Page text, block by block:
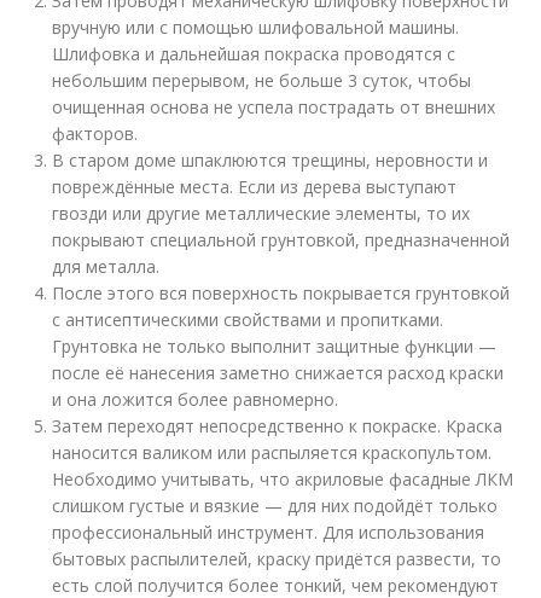
вручную или с помощью шлифовальной машины.
Шлифовка и дальнейшая покраска проводятся с
небольшим перерывом, не больше 3 суток, чтобы
очищенная основа не успела пострадать от внешних
факторов.
В старом доме шпаклюются трещины, неровности и
повреждённые места. Если из дерева выступают
гвозди или другие металлические элементы, то их
покрывают специальной грунтовкой, предназначенной
для металла.
После этого вся поверхность покрывается грунтовкой
с антисептическими свойствами и пропитками.
Грунтовка не только выполнит защитные функции —
после её нанесения заметно снижается расход краски
и она ложится более равномерно.
Затем переходят непосредственно к покраске. Краска
наносится валиком или распыляется краскопультом.
Необходимо учитывать, что акриловые фасадные ЛКМ
слишком густые и вязкие — для них подойдёт только
профессиональный инструмент. Для использования
бытовых распылителей, краску придётся развести, то
есть слой получится более тонкий, чем рекомендуют